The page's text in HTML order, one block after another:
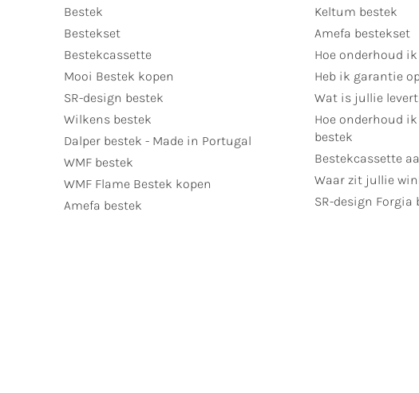
Bestek
Bestekset
Bestekcassette
Mooi Bestek kopen
SR-design bestek
Wilkens bestek
Dalper bestek - Made in Portugal
WMF bestek
WMF Flame Bestek kopen
Amefa bestek
Keltum bestek
Amefa bestekset
Hoe onderhoud
Heb ik garantie
Wat is jullie
Hoe onderhoud
bestek
Bestekcassette
Waar zit jullie
SR-design Forgia